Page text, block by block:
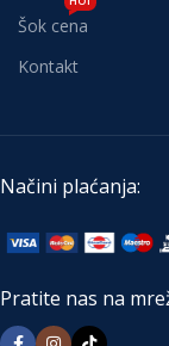
Šok cena
Kontakt
Načini plaćanja:
Pratite nas na